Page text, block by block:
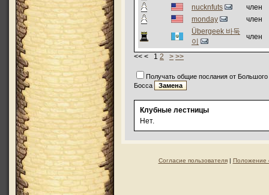
nucknfuts
член
monday
член
Übergeek 바둑
이
член
<< < 1 2 > >>
Получать общие послания от Большого
Босса
Клубные лестницы
Нет.
Согласие пользователя| Положение